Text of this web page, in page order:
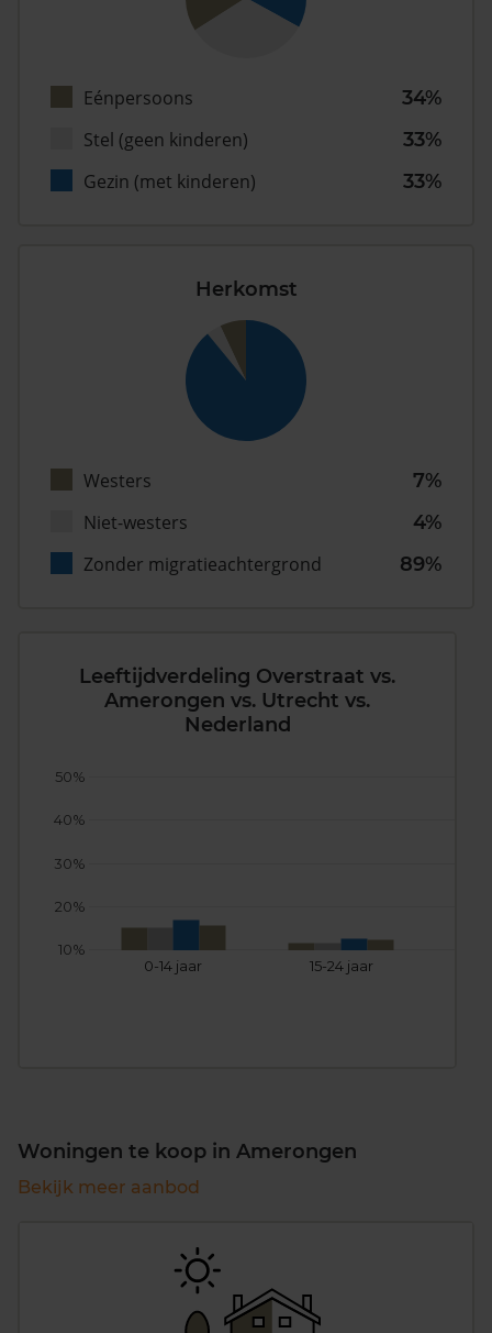
Eénpersoons
34%
Stel (geen kinderen)
33%
Gezin (met kinderen)
33%
Herkomst
Westers
7%
Niet-westers
4%
Zonder migratieachtergrond
89%
Leeftijdverdeling Overstraat vs.
Amerongen vs. Utrecht vs.
Nederland
0-14 jaar 15-24 jaar
10%
20%
30%
40%
50%
Woningen te koop in Amerongen
Bekijk meer aanbod